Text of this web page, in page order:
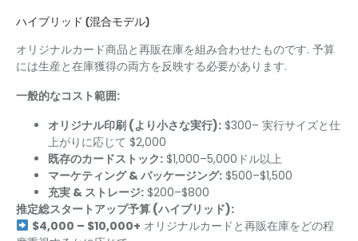
ハイブリッド (混合モデル)
オリジナルカード商品と再販在庫を組み合わせたものです. 予算
には生産と在庫獲得の両方を反映する必要があります.
一般的なコスト範囲:
オリジナル印刷 (より小さな実行): $300– 実行サイズと仕
上がりに応じて $2,000
既存のカードストック: $1,000–5,000ドル以上
マーケティング & パッケージング: $500–$1,500
充実 & ストレージ: $200–$800
推定総スタートアップ予算 (ハイブリッド):
$4,000 – $10,000+ オリジナルカードと再販在庫をどの程